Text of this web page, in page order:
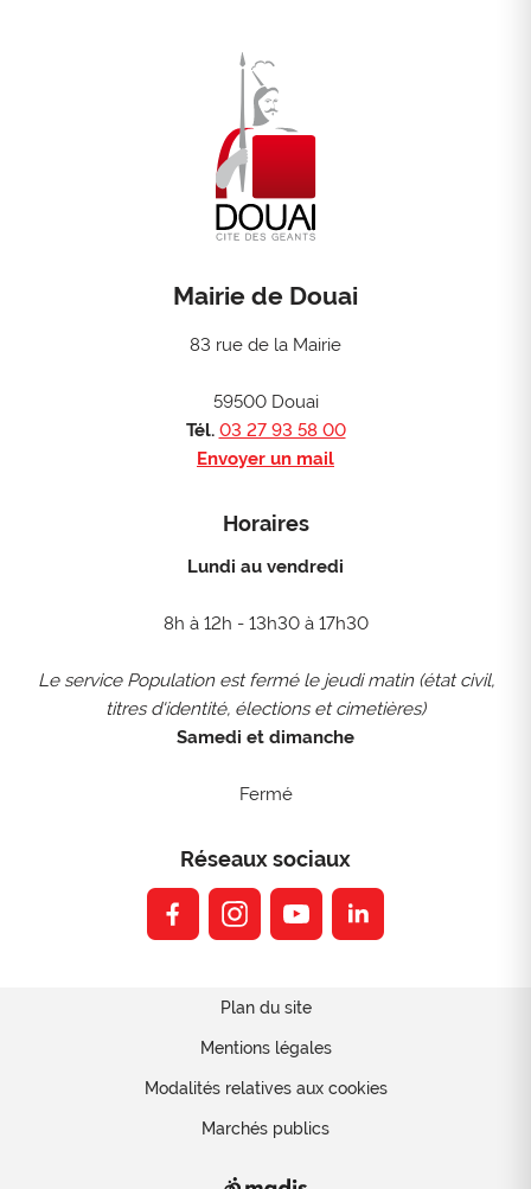
Mairie de Douai
83 rue de la Mairie
59500 Douai
Tél. 03 27 93 58 00
Envoyer un mail
Horaires
Lundi au vendredi
8h à 12h - 13h30 à 17h30
Le service Population est fermé le jeudi matin (état civil,
titres d'identité, élections et cimetières)
Samedi et dimanche
Fermé
Réseaux sociaux
Plan du site
Mentions légales
Modalités relatives aux cookies
Marchés publics